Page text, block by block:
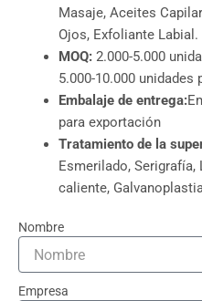
Masaje, Aceites
Ojos, Exfoliante Labial.
MOQ: 2.000-5.000
5.000-10.000
Embalaje de entrega:
para exportación
Tratamiento de la
Esmerilado, Serigrafía,
caliente,
Nombre
Empresa